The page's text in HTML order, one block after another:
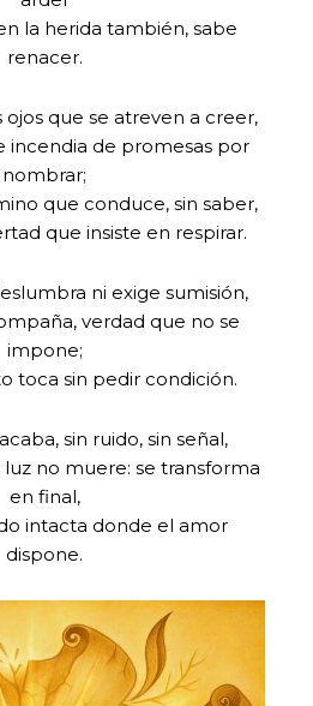
la herida también, sabe
renacer.
ojos que se atreven a creer,
incendia de promesas por
nombrar;
que conduce, sin saber,
que insiste en respirar.
ni exige sumisión,
verdad que no se
impone;
toca sin pedir condición.
sin ruido, sin señal,
no muere: se transforma
en final,
intacta donde el amor
dispone.